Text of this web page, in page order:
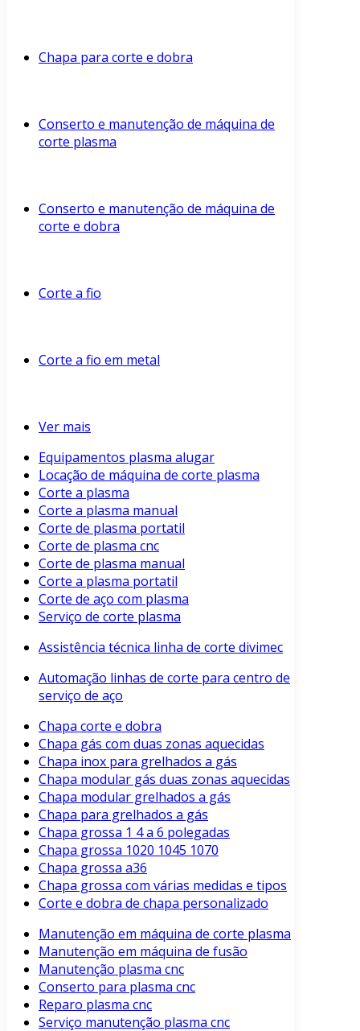
Chapa para corte e dobra
Conserto e manutenção de máquina de
corte plasma
Conserto e manutenção de máquina de
corte e dobra
Corte a fio
Corte a fio em metal
Ver mais
Equipamentos plasma alugar
Locação de máquina de corte plasma
Corte a plasma
Corte a plasma manual
Corte de plasma portatil
Corte de plasma cnc
Corte de plasma manual
Corte a plasma portatil
Corte de aço com plasma
Serviço de corte plasma
Assistência técnica linha de corte divimec
Automação linhas de corte para centro de
serviço de aço
Chapa corte e dobra
Chapa gás com duas zonas aquecidas
Chapa inox para grelhados a gás
Chapa modular gás duas zonas aquecidas
Chapa modular grelhados a gás
Chapa para grelhados a gás
Chapa grossa 1 4 a 6 polegadas
Chapa grossa 1020 1045 1070
Chapa grossa a36
Chapa grossa com várias medidas e tipos
Corte e dobra de chapa personalizado
Manutenção em máquina de corte plasma
Manutenção em máquina de fusão
Manutenção plasma cnc
Conserto para plasma cnc
Reparo plasma cnc
Serviço manutenção plasma cnc